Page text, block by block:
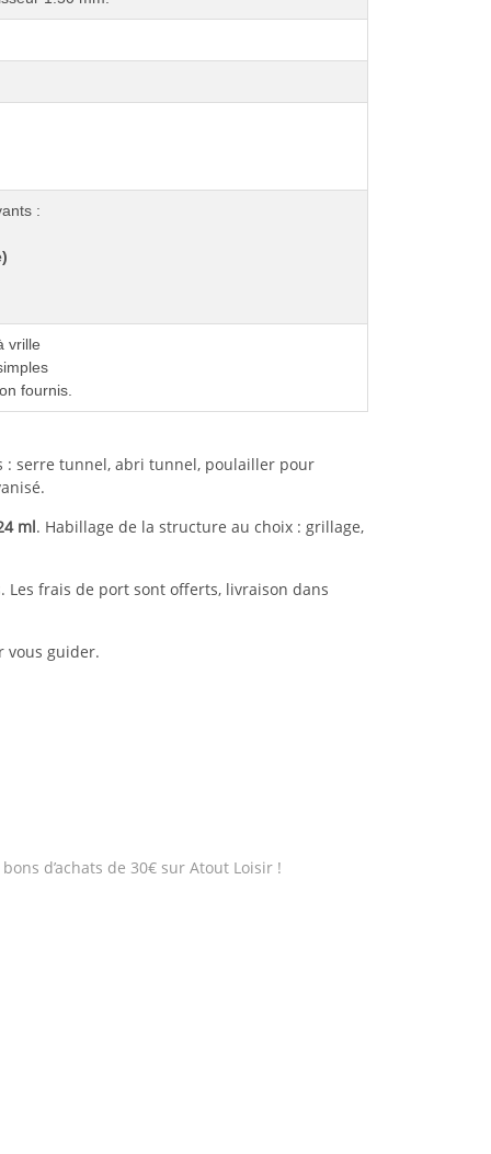
:
vrille
fournis.
: serre tunnel, abri tunnel, poulailler pour
ml. Habillage de la structure au choix : grillage,
frais de port sont offerts, livraison dans
vous guider.
d’achats de 30€ sur Atout Loisir !